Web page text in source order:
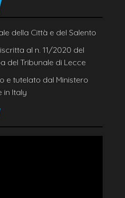
della Città e del Salento
al n. 11/2020 del
del Tribunale di Lecce
e tutelato dal Ministero
in Italy